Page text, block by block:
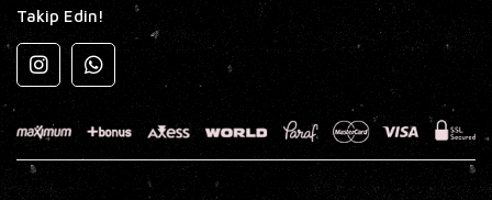
Takip Edin!